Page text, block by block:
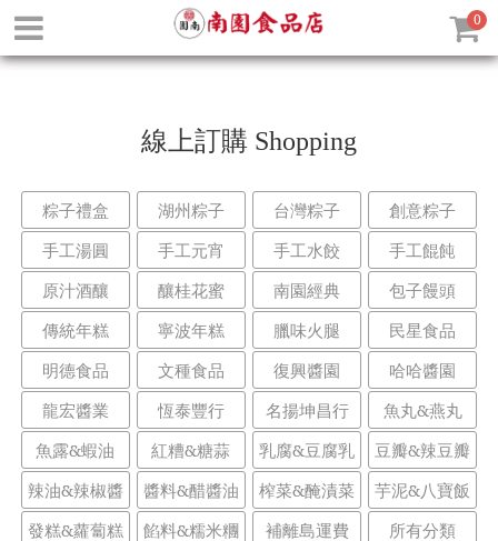
0
線上訂購 Shopping
粽子禮盒 湖州粽子 台灣粽子
創意粽子
手工湯圓
手工元宵 手工水餃
手工餛飩
原汁酒釀
釀桂花蜜 南園經典
包子饅頭
傳統年糕
寧波年糕 臘味火腿
民星食品
明德食品
文種食品 復興醬園
哈哈醬園
龍宏醬業
恆泰豐行 名揚坤昌行
魚丸&燕丸
魚露&蝦油
紅糟&糖蒜 乳腐&豆腐乳
豆瓣&辣豆瓣
辣油&辣椒醬
醬料&醋醬油 榨菜&醃漬菜
芋泥&八寶飯
發糕&蘿蔔糕
餡料&糯米糰 補離島運費 所有分類